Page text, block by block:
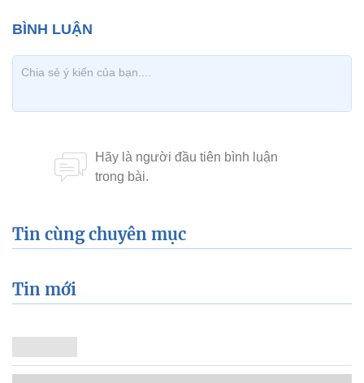
Tin cùng chuyên mục
Tin mới